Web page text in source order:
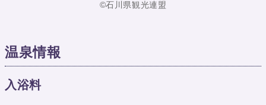
©石川県観光連盟
温泉情報
入浴料